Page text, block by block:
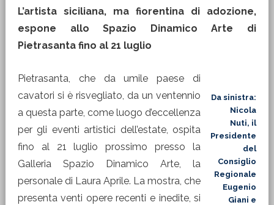
L’artista siciliana, ma fiorentina di adozione,
espone allo Spazio Dinamico Arte di
Pietrasanta fino al 21 luglio
Da sinistra:
Nicola
Nuti, il
Presidente
del
Consiglio
Regionale
Eugenio
Giani e
Pietrasanta, che da umile paese di
cavatori si è risvegliato, da un ventennio
a questa parte, come luogo d’eccellenza
per gli eventi artistici dell’estate, ospita
fino al 21 luglio prossimo presso la
Galleria Spazio Dinamico Arte, la
personale di Laura Aprile. La mostra, che
presenta venti opere recenti e inedite, si